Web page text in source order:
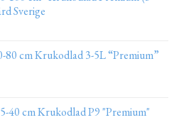
Sverige
80 cm Krukodlad 3-5L “Premium”
40 cm Krukodlad P9 "Premium"